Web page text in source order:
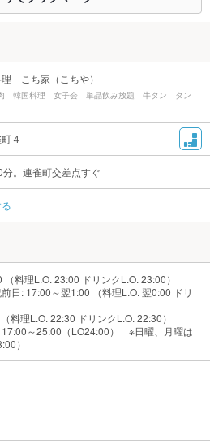
こち家（こちや）
韓国料理 女子会 単品飲み放題 牛タン タン
４
。連雀町交差点すぐ
料理L.O. 23:00 ドリンクL.O. 23:00）
日: 17:00～翌1:00 （料理L.O. 翌0:00 ドリ
料理L.O. 22:30 ドリンクL.O. 22:30）
17:00～25:00（LO24:00） ※日曜、月曜は
）